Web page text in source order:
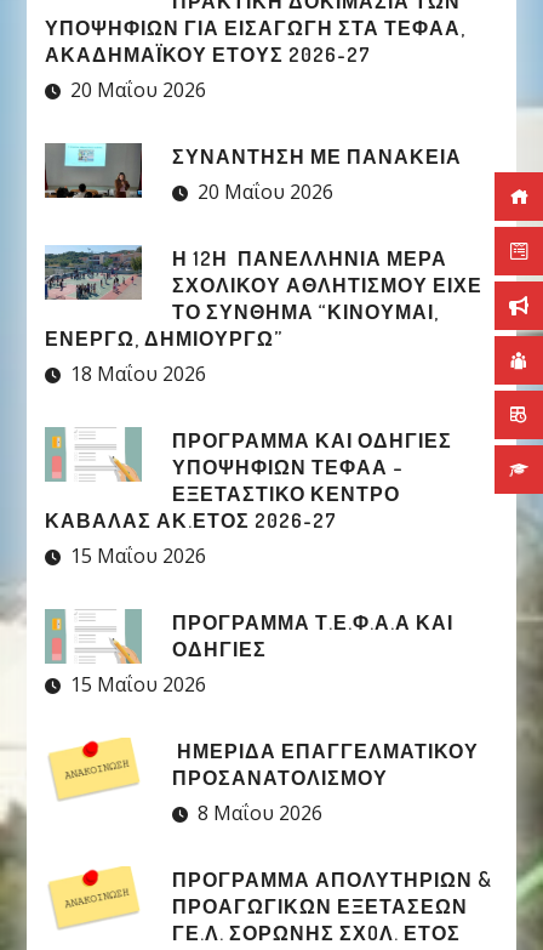
ΥΠΟΨΗΦΙΩΝ ΓΙΑ ΕΙΣΑΓΩΓΗ ΣΤΑ ΤΕΦΑΑ,
ΑΚΑΔΗΜΑΪΚΟΥ ΕΤΟΥΣ 2026-27
20 Μαΐου 2026
ΣΥΝΑΝΤΗΣΗ ΜΕ ΠΑΝΑΚΕΙΑ
20 Μαΐου 2026
Η 12Η ΠΑΝΕΛΛΉΝΙΑ ΜΈΡΑ
ΣΧΟΛΙΚΟΎ ΑΘΛΗΤΙΣΜΟΎ ΕΊΧΕ
ΤΟ ΣΎΝΘΗΜΑ “ΚΙΝΟΎΜΑΙ,
ΕΝΕΡΓΏ, ΔΗΜΙΟΥΡΓΏ”
18 Μαΐου 2026
ΠΡΟΓΡΑΜΜΑ ΚΑΙ ΟΔΗΓΙΕΣ
ΥΠΟΨΗΦΙΩΝ ΤΕΦΑΑ –
ΕΞΕΤΑΣΤΙΚΟ ΚΕΝΤΡΟ
ΚΑΒΑΛΑΣ ΑΚ.ΕΤΟΣ 2026-27
15 Μαΐου 2026
ΠΡΟΓΡΑΜΜΑ Τ.Ε.Φ.Α.Α ΚΑΙ
ΟΔΗΓΙΕΣ
15 Μαΐου 2026
ΗΜΕΡΙΔΑ ΕΠΑΓΓΕΛΜΑΤΙΚΟΥ
ΠΡΟΣΑΝΑΤΟΛΙΣΜΟΥ
8 Μαΐου 2026
ΠΡΟΓΡΑΜΜΑ ΑΠΟΛΥΤΗΡΙΩΝ &
ΠΡΟΑΓΩΓΙΚΩΝ ΕΞΕΤΑΣΕΩΝ
ΓΕ.Λ. ΣΟΡΩΝΗΣ ΣΧOΛ. ΕΤΟΣ